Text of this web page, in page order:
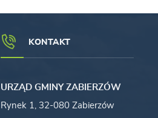
KONTAKT
URZĄD GMINY ZABIERZÓW
Rynek 1, 32-080 Zabierzów